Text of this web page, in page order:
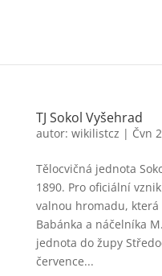
TJ Sokol Vyšehrad
autor: wikilistcz | Čvn
Tělocvičná jednota
1890. Pro oficiální
valnou hromadu,
Babánka a náčelníka
jednota do župy
července...